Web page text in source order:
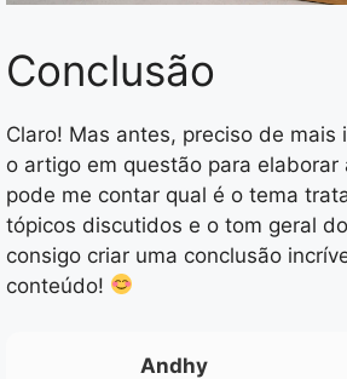
Conclusão
Claro! Mas antes, preciso de mais
o artigo em questão para elaborar
pode me contar qual é o tema
tópicos discutidos e o tom geral
consigo criar uma conclusão
conteúdo!
Andhy